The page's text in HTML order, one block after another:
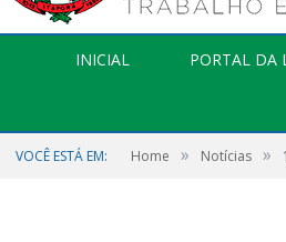
INICIAL PORTAL DA
VOCÊ ESTÁ EM: Home » Notícias »